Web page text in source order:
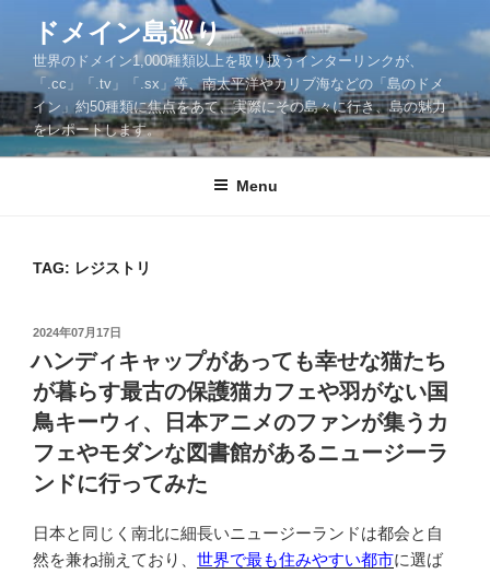
content
ドメイン島巡り
世界のドメイン1,000種類以上を取り扱うインターリンクが、
「.cc」「.tv」「.sx」等、南太平洋やカリブ海などの「島のドメ
イン」約50種類に焦点をあて、実際にその島々に行き、島の魅力
をレポートします。
Menu
TAG: レジストリ
POSTED
2024年07月17日
ハンディキャップがあっても幸せな猫たち
が暮らす最古の保護猫カフェや羽がない国
鳥キーウィ、日本アニメのファンが集うカ
フェやモダンな図書館があるニュージーラ
ンドに行ってみた
日本と同じく南北に細長いニュージーランドは都会と自
然を兼ね揃えており、 世界で最も住みやすい都市に選ば